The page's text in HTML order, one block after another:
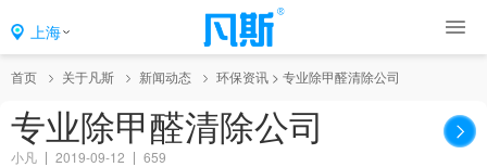
上海
首页 关于凡斯 新闻动态 环保资讯 > 专业除甲醛清除公司
专业除甲醛清除公司
小凡 2019-09-12 659